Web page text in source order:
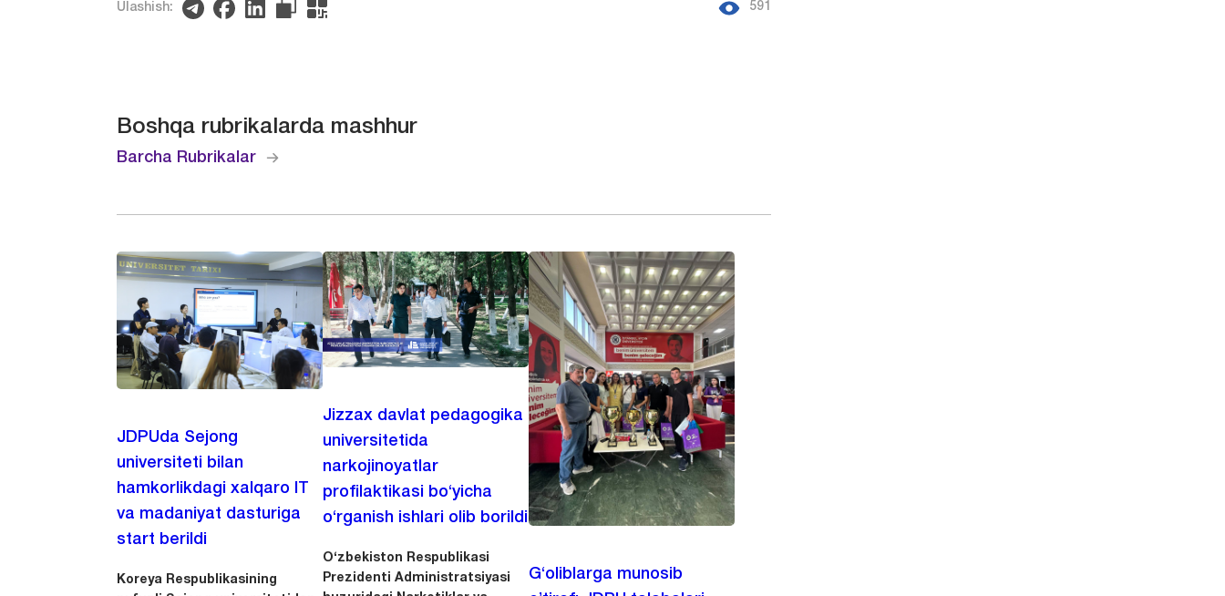
Ulashish: 591
Boshqa rubrikalarda mashhur
Barcha Rubrikalar
JDPUda Sejong
universiteti bilan
hamkorlikdagi xalqaro IT
va madaniyat dasturiga
start berildi
Koreya Respublikasining
Jizzax davlat pedagogika
universitetida
narkojinoyatlar
profilaktikasi bo‘yicha
o‘rganish ishlari olib borildi
O‘zbekiston Respublikasi
Prezidenti Administratsiyasi
G‘oliblarga munosib